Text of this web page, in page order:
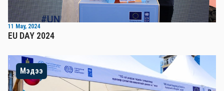
11 May, 2024
EU DAY 2024
Мэдээ